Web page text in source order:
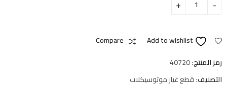
Add to wishlist
Compare
رمز المنتج:40720
التصنيف:قطع غيار موتوسيكلات